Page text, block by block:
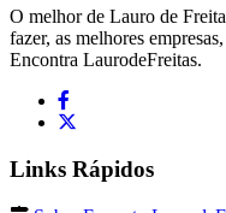
O melhor de Lauro de
fazer, as melhores
Encontra LaurodeFreitas.
Links Rápidos